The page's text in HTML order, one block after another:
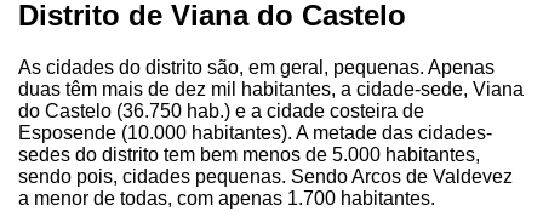
Distrito de Viana do Castelo
As cidades do distrito são, em geral, pequenas. Apenas
duas têm mais de dez mil habitantes, a cidade-sede, Viana
do Castelo (36.750 hab.) e a cidade costeira de
Esposende (10.000 habitantes). A metade das cidades-
sedes do distrito tem bem menos de 5.000 habitantes,
sendo pois, cidades pequenas. Sendo Arcos de Valdevez
a menor de todas, com apenas 1.700 habitantes.